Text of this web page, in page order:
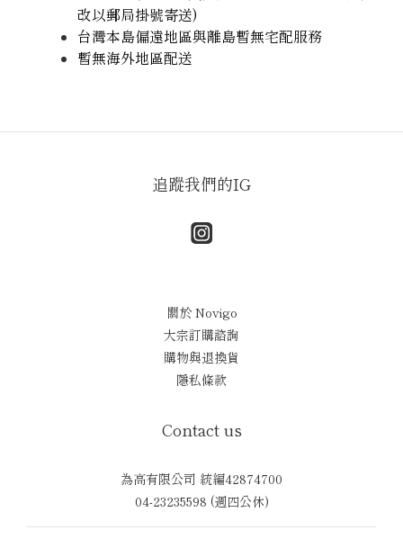
改以郵局掛號寄送)
台灣本島偏遠地區與離島暫無宅配服務
暫無海外地區配送
追蹤我們的IG
關於 Novigo
大宗訂購諮詢
購物與退換貨
隱私條款
Contact us
為高有限公司 統編42874700
04-23235598 (週四公休)